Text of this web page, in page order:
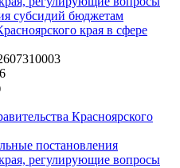
субсидий бюджетам
края в сфере
Красноярского
постановления
регулирующие вопросы